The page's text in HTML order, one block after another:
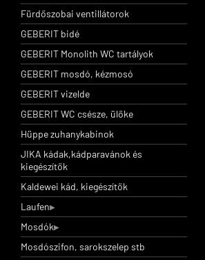
Fürdőszobai ventillátorok
GEBERIT bidé
GEBERIT Monolith WC tartályok
GEBERIT mosdó, kézmosó
GEBERIT vizelde
GEBERIT WC csésze, ülőke
Hüppe zuhanykabinok
JIKA kádak,kádparavánok és
kiegészítők
Kaldewei kád, kiegészítők
Laufen
Mosdók
Mosdószifon, sarokszelep stb